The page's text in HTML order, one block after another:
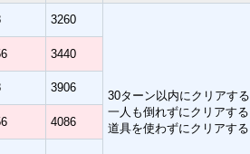
3260
30ターン以内にクリアする
一人も倒れずにクリアする
道具を使わずにクリアする
3440
3906
4086